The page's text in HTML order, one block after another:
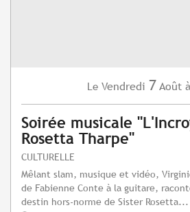
Le Vendredi 7 Août
Soirée musicale
Rosetta Tharpe"
CULTURELLE
Mêlant slam, musique et vidéo,
de Fabienne Conte à la guitare,
destin hors-norme de Sister Rosetta...